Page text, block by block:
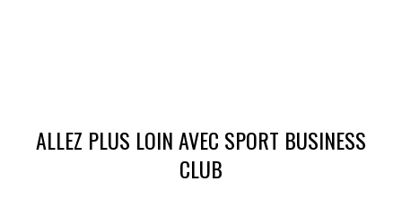
ALLEZ PLUS LOIN AVEC SPORT BUSINESS
CLUB